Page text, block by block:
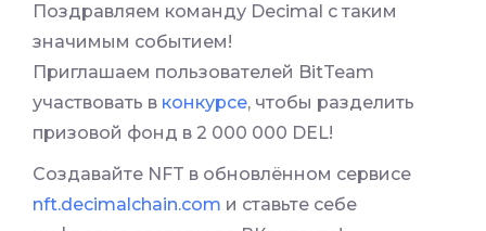
Поздравляем команду Decimal с таким
значимым событием!
Приглашаем пользователей BitTeam
участвовать в конкурсе, чтобы разделить
призовой фонд в 2 000 000 DEL!
Создавайте NFT в обновлённом сервисе
nft.decimalchain.com и ставьте себе